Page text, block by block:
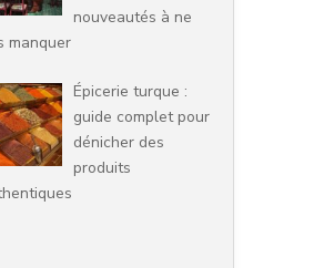
nouveautés à ne
manquer
Épicerie turque :
guide complet pour
dénicher des
produits